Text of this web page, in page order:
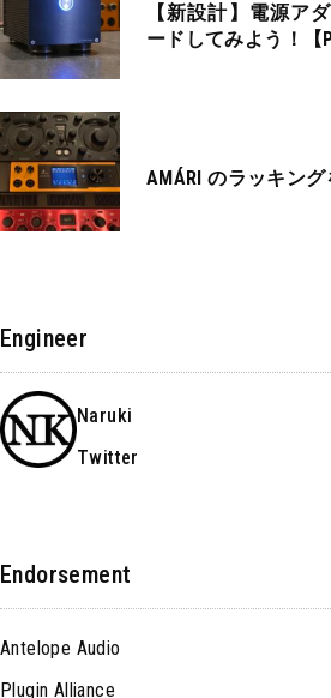
【新設計】電源ア
ードしてみよう！【
AMÁRI のラッキン
Engineer
Naruki
Twitter
Endorsement
Antelope Audio
Plugin Alliance